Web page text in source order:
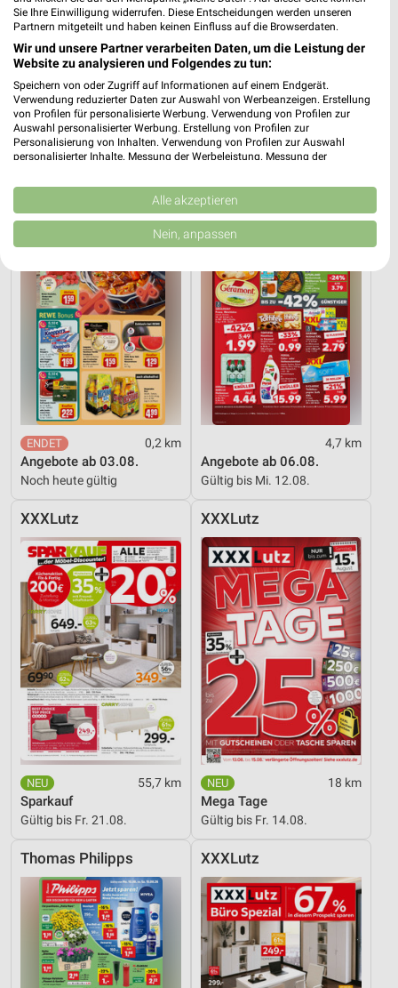
30,8 km
Hot Sommer Sale
Gültig bis Sa. 29.08.
18 km
Wohnen Spezial
Gültig bis Fr. 14.08.
0,2 km
Angebote ab 03.08.
Noch heute gültig
4,7 km
Angebote ab 06.08.
Gültig bis Mi. 12.08.
XXXLutz
55,7 km
Sparkauf
Gültig bis Fr. 21.08.
XXXLutz
18 km
Mega Tage
Gültig bis Fr. 14.08.
Thomas Philipps XXXLutz
Sie Ihre Einwilligung widerrufen. Diese Entscheidungen werden unseren
Partnern mitgeteilt und haben keinen Einfluss auf die Browserdaten.
Wir und unsere Partner verarbeiten Daten, um die Leistung der
Website zu analysieren und Folgendes zu tun:
Speichern von oder Zugriff auf Informationen auf einem Endgerät.
Verwendung reduzierter Daten zur Auswahl von Werbeanzeigen. Erstellung
von Profilen für personalisierte Werbung. Verwendung von Profilen zur
Auswahl personalisierter Werbung. Erstellung von Profilen zur
Personalisierung von Inhalten. Verwendung von Profilen zur Auswahl
personalisierter Inhalte. Messung der Werbeleistung. Messung der
Kombinationen von Daten aus verschiedenen Quellen. Entwicklung und
Verbesserung der Angebote. Verwendung reduzierter Daten zur Auswahl
von Inhalten.
Daten können außerhalb der Europäischen Union weitergegeben und in die
USA gesendet werden.
Website/App.
Partnerliste anzeigen (1 IAB-Anbieter)
Wir nutzen Ihre Daten für folgende Zwecke:
IAB-Verarbeitungszwecke:
Speichern von oder Zugriff auf Informationen
auf einem Endgerät
Verwendung reduzierter Daten zur Auswahl von
Werbeanzeigen
Erstellung von Profilen für personalisierte
Werbung
Verwendung von Profilen zur Auswahl
personalisierter Werbung
Erstellung von Profilen zur Personalisierung
von Inhalten
Verwendung von Profilen zur Auswahl
personalisierter Inhalte
Messung der Werbeleistung
Messung der Performance von Inhalten
Analyse von Zielgruppen durch Statistiken oder
Kombinationen von Daten aus verschiedenen
Quellen
Entwicklung und Verbesserung der Angebote
Verwendung reduzierter Daten zur Auswahl von
IAB-Besonderheiten:
Verwendung genauer Standortdaten
Geräte anhand von aktiv angeforderten
Informationen identifizieren
Alle akzeptieren
Nein, anpassen